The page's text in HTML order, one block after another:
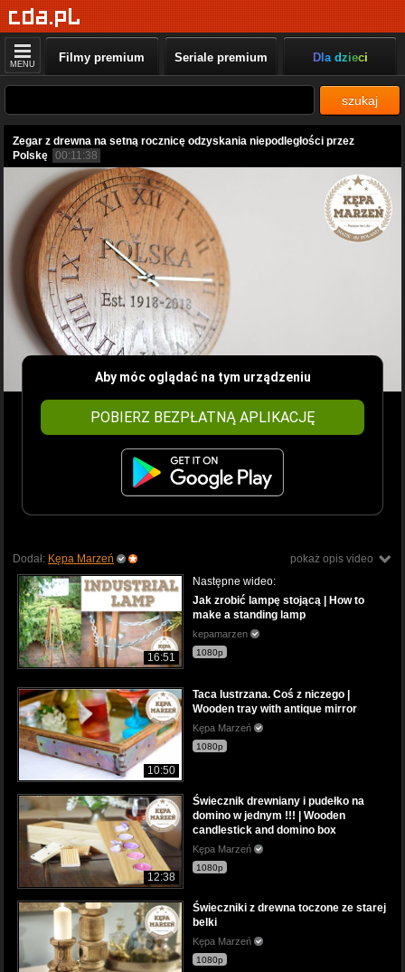
MENU Filmy premium Seriale premium Dla dzieci
szukaj
Zegar z drewna na setną rocznicę odzyskania niepodległości przez
Polskę 00:11:38
Aby móc oglądać na tym urządzeniu
POBIERZ BEZPŁATNĄ APLIKACJĘ
pokaż opis video
Dodał: Kępa Marzeń
16:51
Następne wideo:
Jak zrobić lampę stojącą | How to
make a standing lamp
kepamarzen
1080p
10:50
Taca lustrzana. Coś z niczego |
Wooden tray with antique mirror
Kępa Marzeń
1080p
12:38
Świecznik drewniany i pudełko na
domino w jednym !!! | Wooden
candlestick and domino box
Kępa Marzeń
1080p
Świeczniki z drewna toczone ze starej
belki
Kępa Marzeń
1080p